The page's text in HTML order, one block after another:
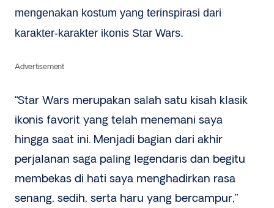
mengenakan kostum yang terinspirasi dari
karakter-karakter ikonis Star Wars.
Advertisement
“Star Wars merupakan salah satu kisah klasik
ikonis favorit yang telah menemani saya
hingga saat ini. Menjadi bagian dari akhir
perjalanan saga paling legendaris dan begitu
membekas di hati saya menghadirkan rasa
senang, sedih, serta haru yang bercampur,”